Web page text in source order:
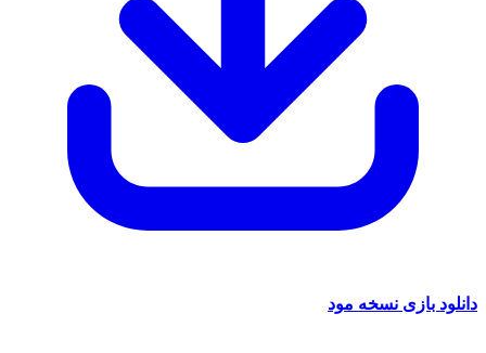
بازی نسخه مود